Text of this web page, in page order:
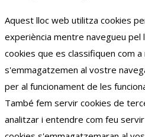
Aquest lloc web utilitza cookies
experiència mentre navegueu pel
cookies que es classifiquen com
s'emmagatzemen al vostre
per al funcionament de les
També fem servir cookies de
analitzar i entendre com feu